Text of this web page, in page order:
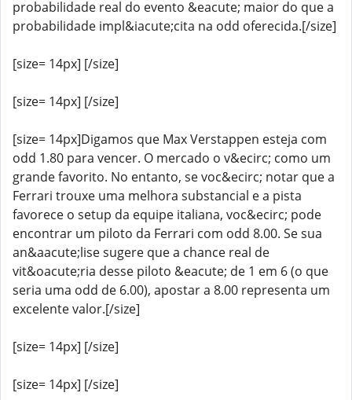
probabilidade real do evento &eacute; maior do que a
probabilidade impl&iacute;cita na odd oferecida.[/size]
[size= 14px] [/size]
[size= 14px] [/size]
[size= 14px]Digamos que Max Verstappen esteja com
odd 1.80 para vencer. O mercado o v&ecirc; como um
grande favorito. No entanto, se voc&ecirc; notar que a
Ferrari trouxe uma melhora substancial e a pista
favorece o setup da equipe italiana, voc&ecirc; pode
encontrar um piloto da Ferrari com odd 8.00. Se sua
an&aacute;lise sugere que a chance real de
vit&oacute;ria desse piloto &eacute; de 1 em 6 (o que
seria uma odd de 6.00), apostar a 8.00 representa um
excelente valor.[/size]
[size= 14px] [/size]
[size= 14px] [/size]